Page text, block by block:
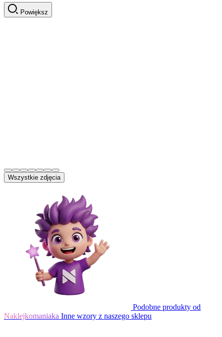
Powiększ
Wszystkie zdjęcia
Podobne produkty od
Naklejkomaniaka Inne wzory z naszego sklepu